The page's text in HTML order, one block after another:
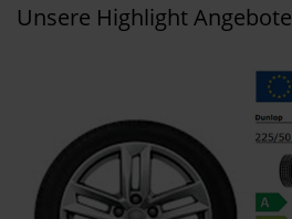
Unsere Highlight Angebote